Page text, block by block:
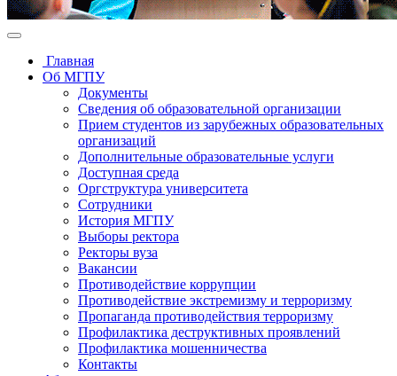
Главная
Об МГПУ
Документы
Сведения об образовательной организации
Прием студентов из зарубежных образовательных
организаций
Дополнительные образовательные услуги
Доступная среда
Оргструктура университета
Сотрудники
История МГПУ
Выборы ректора
Ректоры вуза
Вакансии
Противодействие коррупции
Противодействие экстремизму и терроризму
Пропаганда противодействия терроризму
Профилактика деструктивных проявлений
Профилактика мошенничества
Контакты